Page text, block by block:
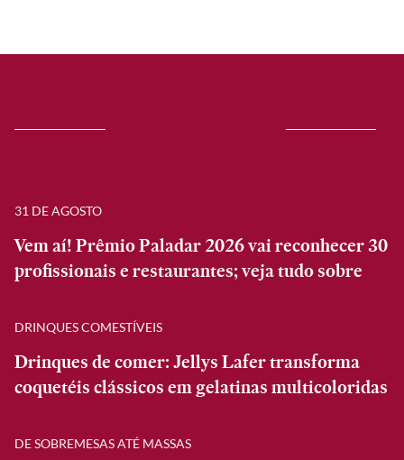
31 DE AGOSTO
Vem aí! Prêmio Paladar 2026 vai reconhecer 30
profissionais e restaurantes; veja tudo sobre
DRINQUES COMESTÍVEIS
Drinques de comer: Jellys Lafer transforma
coquetéis clássicos em gelatinas multicoloridas
DE SOBREMESAS ATÉ MASSAS